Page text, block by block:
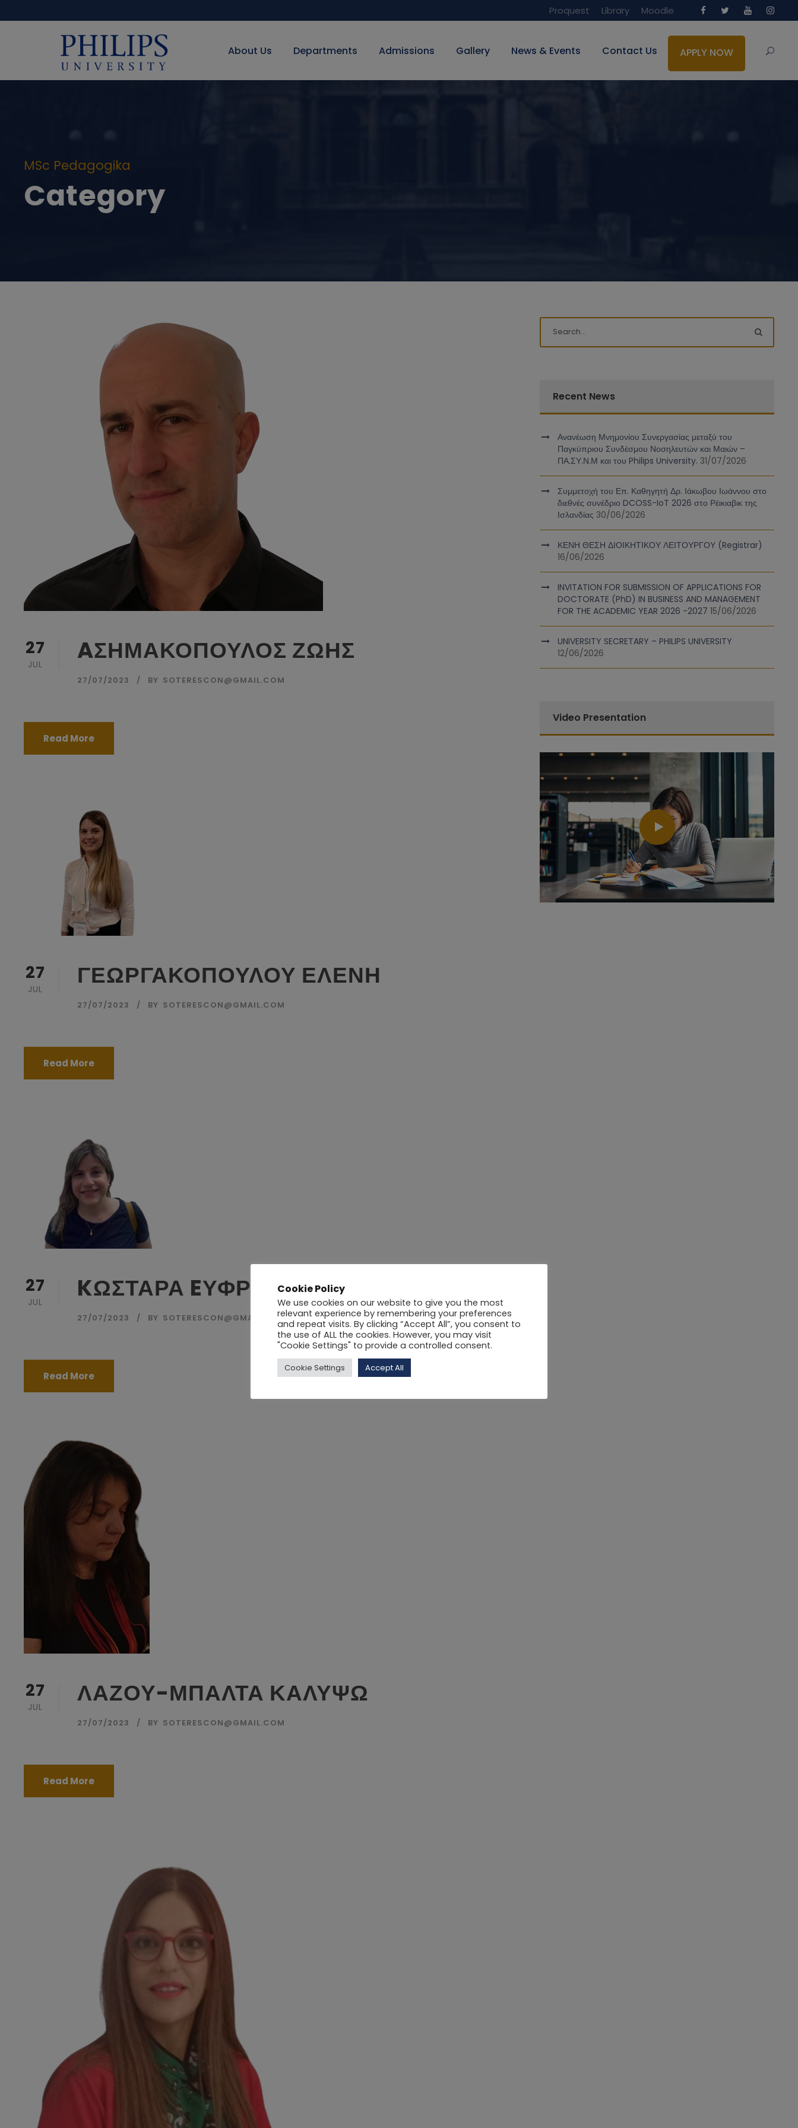
Proquest Library Moodle
About Us Departments Admissions Gallery News & Events Contact Us APPLY NOW
MSc Pedagogika
Category
27
JUL AΣΗΜΑΚΟΠΟΥΛΟΣ ΖΩΗΣ
27/07/2023 BY SOTERESCON@GMAIL.COM
Read More
27
JUL ΓΕΩΡΓΑΚΟΠΟΥΛΟΥ ΕΛΕΝΗ
27/07/2023 BY SOTERESCON@GMAIL.COM
Read More
27
JUL KΩΣΤΑΡΑ EΥΦΡΟΣΥΝΗ
27/07/2023 BY SOTERESCON@GMAIL.COM
Read More
27
JUL ΛΑΖΟΥ-ΜΠΑΛΤΑ ΚΑΛΥΨΩ
27/07/2023 BY SOTERESCON@GMAIL.COM
Read More
Recent News
Ανανέωση Μνημονίου Συνεργασίας μεταξύ του
Παγκύπριου Συνδέσμου Νοσηλευτών και Μαιών –
ΠΑ.ΣΥ.Ν.Μ και του Philips University. 31/07/2026
Συμμετοχή του Επ. Καθηγητή Δρ. Ιάκωβου Ιωάννου στο
διεθνές συνέδριο DCOSS-IoT 2026 στο Ρέικιαβικ της
Ισλανδίας 30/06/2026
ΚΕΝΗ ΘΕΣΗ ΔΙΟΙΚΗΤΙΚΟΥ ΛΕΙΤΟΥΡΓΟΥ (Registrar)
16/06/2026
INVITATION FOR SUBMISSION OF APPLICATIONS FOR
DOCTORATE (PhD) IN BUSINESS AND MANAGEMENT
FOR THE ACADEMIC YEAR 2026 -2027 15/06/2026
UNIVERSITY SECRETARY – PHILIPS UNIVERSITY
12/06/2026
Video Presentation
Cookie Policy
We use cookies on our website to give you the most
relevant experience by remembering your preferences
and repeat visits. By clicking “Accept All”, you consent to
the use of ALL the cookies. However, you may visit
"Cookie Settings" to provide a controlled consent.
Cookie Settings Accept All